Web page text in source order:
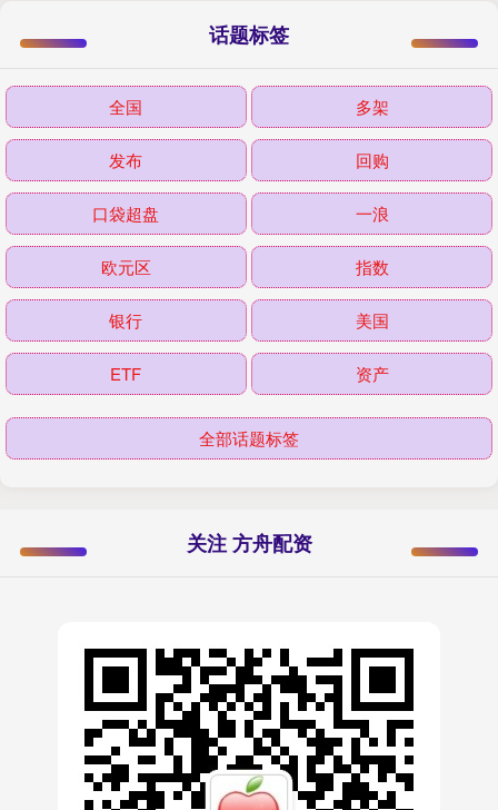
话题标签
全国 多架
发布 回购
口袋超盘 一浪
欧元区 指数
银行 美国
ETF 资产
全部话题标签
关注 方舟配资